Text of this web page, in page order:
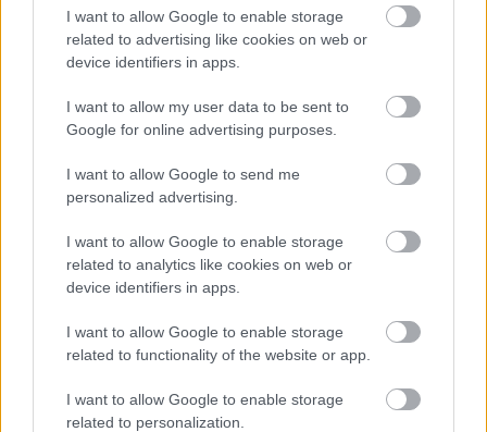
I want to allow Google to enable storage
related to advertising like cookies on web or
device identifiers in apps.
I want to allow my user data to be sent to
Google for online advertising purposes.
I want to allow Google to send me
personalized advertising.
I want to allow Google to enable storage
related to analytics like cookies on web or
device identifiers in apps.
I want to allow Google to enable storage
related to functionality of the website or app.
I want to allow Google to enable storage
related to personalization.
Sorra rúgják ki a Fidesz digitális
trollfarmjának dolgozóit, nincs
már szükség a munkájukra
2026 április 17. 12:01
A Digitális Demokráciafejlesztési Ügynökség
Unmute Loaded:
Tömeges leépítés indult a Digitális